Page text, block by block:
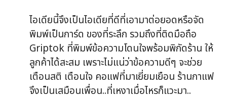
ไอเดียนี้จึงเป็นไอเดียที่ดีที่เอามาต่อยอดหรือจัด
พิมพ์เป็นการ์ด ของที่ระลึก รวมถึงที่ติดมือถือ
Griptok ที่พิมพ์ข้อความโดนใจพร้อมพิกัดร้าน ให้
ลูกค้าได้สะสม เพราะไม่แน่ว่าข้อความดีๆ จะช่วย
เตือนสติ เตือนใจ คอแฟที่มาเยี่ยมเยือน ร้านกาแฟ
จึงเป็นเสมือนเพื่อน..ที่เหงาเมื่อไหรก็แวะมา..